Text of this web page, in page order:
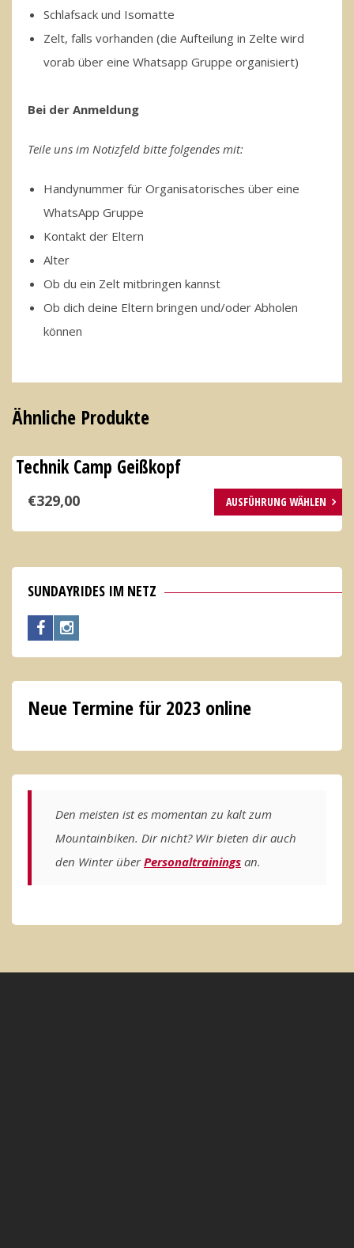
Schlafsack und Isomatte
Zelt, falls vorhanden (die Aufteilung in Zelte wird
vorab über eine Whatsapp Gruppe organisiert)
Bei der Anmeldung
Teile uns im Notizfeld bitte folgendes mit:
Handynummer für Organisatorisches über eine
WhatsApp Gruppe
Kontakt der Eltern
Alter
Ob du ein Zelt mitbringen kannst
Ob dich deine Eltern bringen und/oder Abholen
können
Ähnliche Produkte
Technik Camp Geißkopf
€329,00 AUSFÜHRUNG WÄHLEN
weist
Varianten
Optionen
können
auf
Produktseite
gewählt
SUNDAYRIDES IM NETZ
Neue Termine für 2023 online
Den meisten ist es momentan zu kalt zum
Mountainbiken. Dir nicht? Wir bieten dir auch
den Winter überPersonaltrainings an.